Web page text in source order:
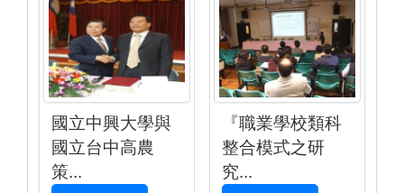
國立中興大學與
國立台中高農
策...
『職業學校類科
整合模式之研
究...